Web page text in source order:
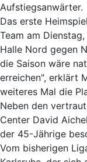
Aufstiegsanwärter.
Das erste
Team am
Halle Nord gegen
die Saison wäre
erreichen", erklärt
weiteres Mal die
Neben den
Center David
der 45-Jährige
Vom bisherigen